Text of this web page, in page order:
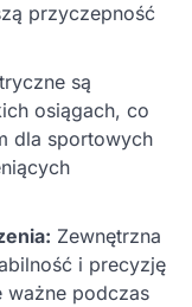
przyczepność
są
osiągach, co
dla sportowych
Zewnętrzna
i precyzję
ważne podczas